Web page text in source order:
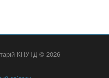
КНУТД © 2026